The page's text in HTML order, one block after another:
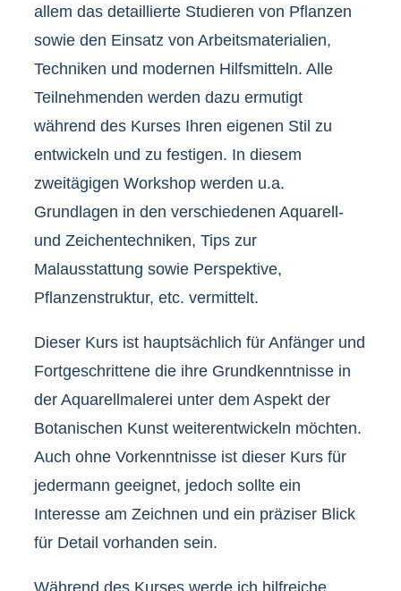
allem das detaillierte Studieren von Pflanzen
sowie den Einsatz von Arbeitsmaterialien,
Techniken und modernen Hilfsmitteln. Alle
Teilnehmenden werden dazu ermutigt
während des Kurses Ihren eigenen Stil zu
entwickeln und zu festigen. In diesem
zweitägigen Workshop werden u.a.
Grundlagen in den verschiedenen Aquarell-
und Zeichentechniken, Tips zur
Malausstattung sowie Perspektive,
Pflanzenstruktur, etc. vermittelt.
Dieser Kurs ist hauptsächlich für Anfänger und
Fortgeschrittene die ihre Grundkenntnisse in
der Aquarellmalerei unter dem Aspekt der
Botanischen Kunst weiterentwickeln möchten.
Auch ohne Vorkenntnisse ist dieser Kurs für
jedermann geeignet, jedoch sollte ein
Interesse am Zeichnen und ein präziser Blick
für Detail vorhanden sein.
Während des Kurses werde ich hilfreiche